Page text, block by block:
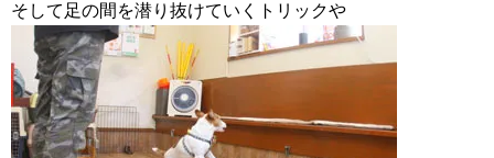
そして足の間を潜り抜けていくトリックや